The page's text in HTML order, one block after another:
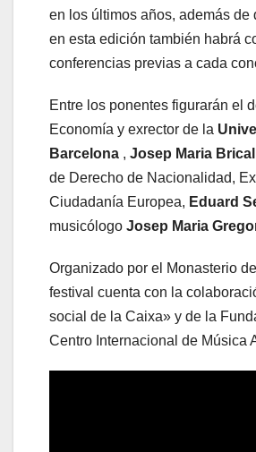
en los últimos años, además de
en esta edición también habrá
conferencias previas a cada
Entre los ponentes figurarán el
Economía y exrector de la
Barcelona , Josep Maria Bricall
de Derecho de Nacionalidad,
Ciudadanía Europea, Eduard
musicólogo Josep Maria
Organizado por el Monasterio
festival cuenta con la
social de la Caixa» y de la
Centro Internacional de Música